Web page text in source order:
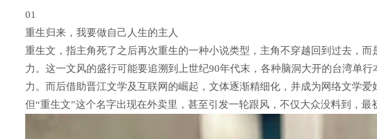
01
重生归来，我要做自己人生的主人
重生文，指主角死了之后再次重生的一种小说类型，主角不穿越回到过去，
力。这一文风的盛行可能要追溯到上世纪90年代末，各种脑洞大开的台湾单
力。而后借助晋江文学及互联网的崛起，文体逐渐精细化，并成为网络文学爱
但“重生文”这个名字出现在外卖里，甚至引发一轮跟风，不仅大众没料到，最